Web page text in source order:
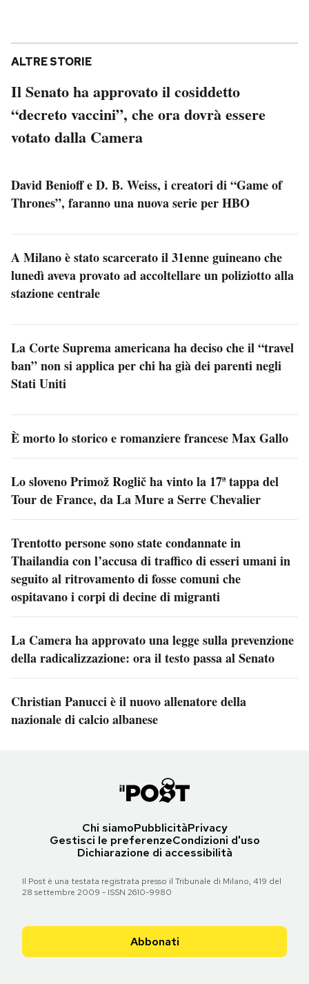
ALTRE STORIE
Il Senato ha approvato il cosiddetto
“decreto vaccini”, che ora dovrà essere
votato dalla Camera
David Benioff e D. B. Weiss, i creatori di “Game of
Thrones”, faranno una nuova serie per HBO
A Milano è stato scarcerato il 31enne guineano che
lunedì aveva provato ad accoltellare un poliziotto alla
stazione centrale
La Corte Suprema americana ha deciso che il “travel
ban” non si applica per chi ha già dei parenti negli
Stati Uniti
È morto lo storico e romanziere francese Max Gallo
Lo sloveno Primož Roglič ha vinto la 17ª tappa del
Tour de France, da La Mure a Serre Chevalier
Trentotto persone sono state condannate in
Thailandia con l’accusa di traffico di esseri umani in
seguito al ritrovamento di fosse comuni che
ospitavano i corpi di decine di migranti
La Camera ha approvato una legge sulla prevenzione
della radicalizzazione: ora il testo passa al Senato
Christian Panucci è il nuovo allenatore della
nazionale di calcio albanese
Chi siamoPubblicitàPrivacy
Gestisci le preferenzeCondizioni d'uso
Dichiarazione di accessibilità
Il Post è una testata registrata presso il Tribunale di Milano, 419 del
28 settembre 2009 - ISSN 2610-9980
Abbonati